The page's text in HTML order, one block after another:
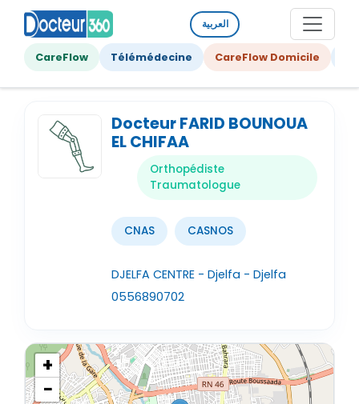
العربية
CareFlow Télémédecine CareFlow Domicile
Docteur FARID BOUNOUA
EL CHIFAA
Orthopédiste
Traumatologue
CNAS CASNOS
DJELFA CENTRE - Djelfa - Djelfa
0556890702
+
−